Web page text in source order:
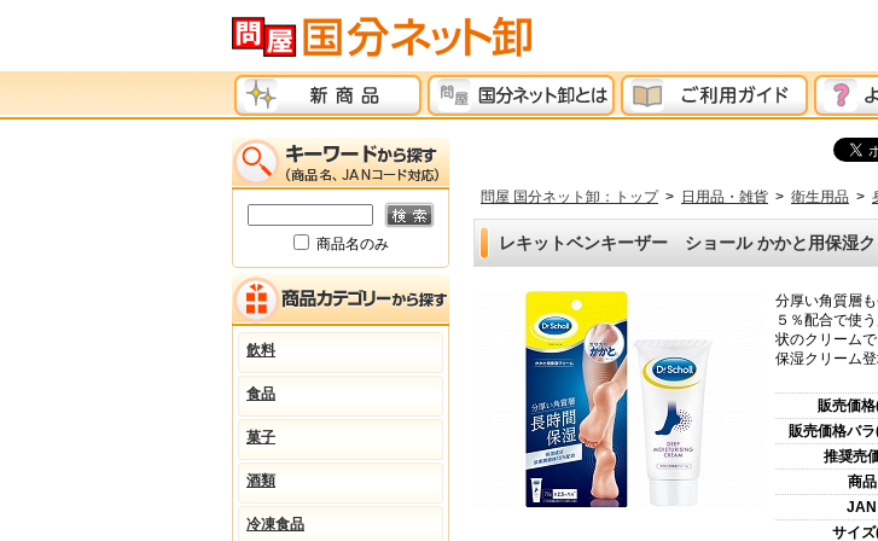
問屋 国分ネット卸：トップ > 日用品・雑貨 > 衛生用品 >
レキットベンキーザー ショール かかと用保湿ク
分厚い角質層
５％配合で使
状のクリーム
保湿クリーム登
販売価格
販売価格バラ
推奨売
商
JAN
サイズ
商品名のみ
飲料
食品
菓子
酒類
冷凍食品